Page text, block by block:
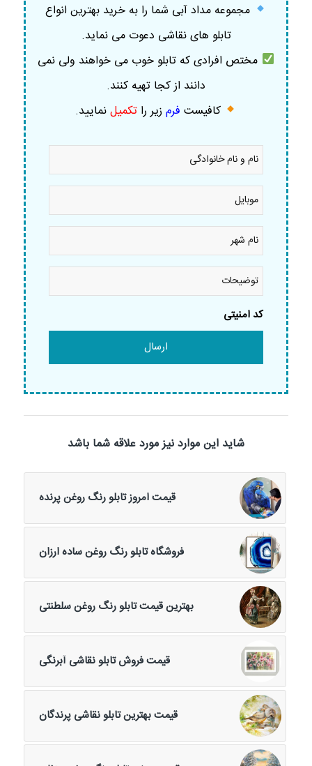
مجموعه مداد آبی شما را به خرید بهترین انواع
تابلو های نقاشی دعوت می نماید.
مختص افرادی که تابلو خوب می خواهند ولی نمی
دانند از کجا تهیه کنند.
کافیست فرم زیر را تکمیلنمایید.
نام
نام
خانوادگی
موبایل
نام
شهر *
توضیحات
کد امنیتی
شاید این موارد نیز مورد علاقه شما باشد
قیمت امروز تابلو رنگ روغن پرنده
فروشگاه تابلو رنگ روغن ساده ارزان
بهترین قیمت تابلو رنگ روغن سلطنتی
قیمت فروش تابلو نقاشی آبرنگی
قیمت بهترین تابلو نقاشی پرندگان